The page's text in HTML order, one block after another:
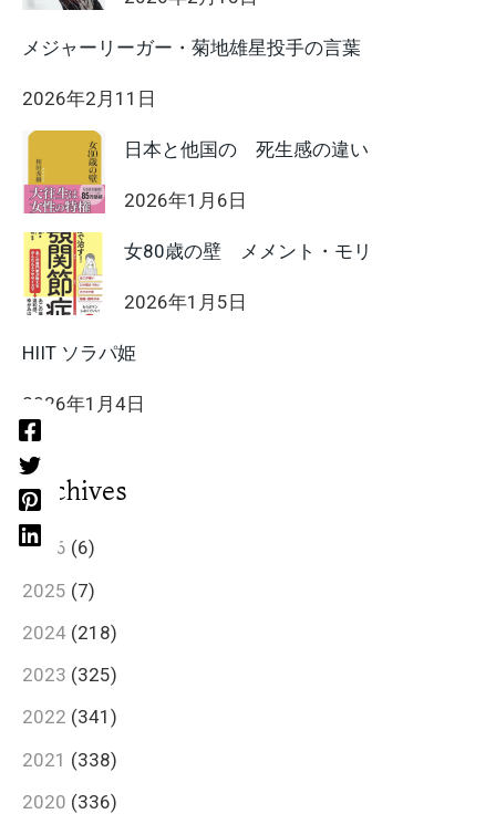
メジャーリーガー・菊地雄星投手の言葉
2026年2月11日
日本と他国の 死生感の違い
2026年1月6日
女80歳の壁 メメント・モリ
2026年1月5日
HIIT ソラパ姫
2026年1月4日
Archives
2026 (6)
2025 (7)
2024 (218)
2023 (325)
2022 (341)
2021 (338)
2020 (336)